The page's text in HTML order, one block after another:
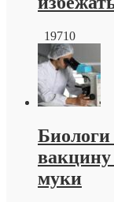
19710
Биологи
вакцину
муки